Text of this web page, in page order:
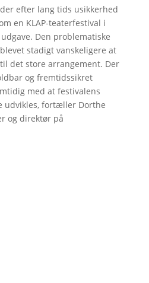
efter lang tids usikkerhed
en KLAP-teaterfestival i
Den problematiske
stadigt vanskeligere at
det store arrangement. Der
og fremtidssikret
med at festivalens
udvikles, fortæller Dorthe
og direktør på